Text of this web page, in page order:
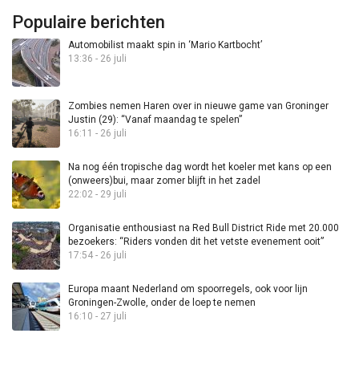
Populaire berichten
Automobilist maakt spin in ‘Mario Kartbocht’
13:36 - 26 juli
Zombies nemen Haren over in nieuwe game van Groninger
Justin (29): “Vanaf maandag te spelen”
16:11 - 26 juli
Na nog één tropische dag wordt het koeler met kans op een
(onweers)bui, maar zomer blijft in het zadel
22:02 - 29 juli
Organisatie enthousiast na Red Bull District Ride met 20.000
bezoekers: “Riders vonden dit het vetste evenement ooit”
17:54 - 26 juli
Europa maant Nederland om spoorregels, ook voor lijn
Groningen-Zwolle, onder de loep te nemen
16:10 - 27 juli